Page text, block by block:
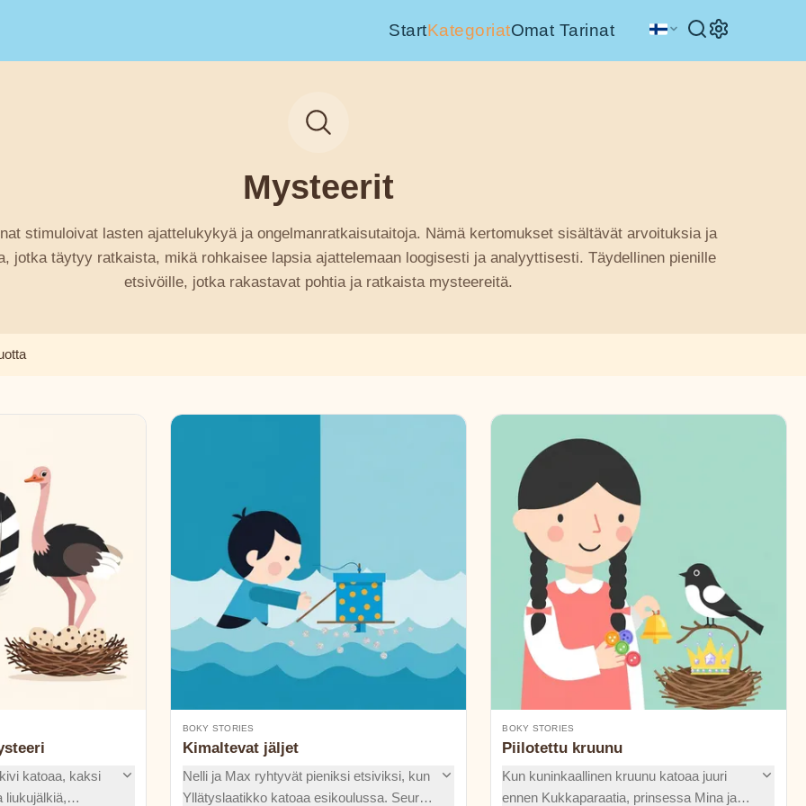
StartKategoriatOmat Tarinat
Mysteerit
stimuloivat lasten ajattelukykyä ja ongelmanratkaisutaitoja. Nämä kertomukset sisältävät arvoituksia ja
jotka täytyy ratkaista, mikä rohkaisee lapsia ajattelemaan loogisesti ja analyyttisesti. Täydellinen pienille
etsivöille, jotka rakastavat pohtia ja ratkaista mysteereitä.
katoaa, kaksi
liukujälkiä,
BOKY STORIES
Kimaltevat jäljet
Nelli ja Max ryhtyvät pieniksi etsiviksi, kun
Yllätyslaatikko katoaa esikoulussa. Seuraa
BOKY STORIES
Piilotettu kruunu
Kun kuninkaallinen kruunu katoaa juuri
ennen Kukkaparaatia, prinsessa Mina ja